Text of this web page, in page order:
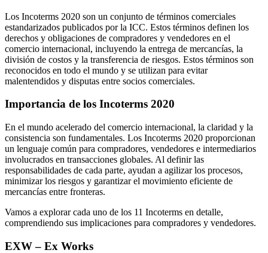
Los Incoterms 2020 son un conjunto de términos comerciales
estandarizados publicados por la ICC. Estos términos definen los
derechos y obligaciones de compradores y vendedores en el
comercio internacional, incluyendo la entrega de mercancías, la
división de costos y la transferencia de riesgos. Estos términos son
reconocidos en todo el mundo y se utilizan para evitar
malentendidos y disputas entre socios comerciales.
Importancia de los Incoterms 2020
En el mundo acelerado del comercio internacional, la claridad y la
consistencia son fundamentales. Los Incoterms 2020 proporcionan
un lenguaje común para compradores, vendedores e intermediarios
involucrados en transacciones globales. Al definir las
responsabilidades de cada parte, ayudan a agilizar los procesos,
minimizar los riesgos y garantizar el movimiento eficiente de
mercancías entre fronteras.
Vamos a explorar cada uno de los 11 Incoterms en detalle,
comprendiendo sus implicaciones para compradores y vendedores.
EXW – Ex Works